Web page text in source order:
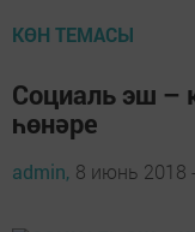
КӨН ТЕМАСЫ
Социаль эш –
һөнәре
admin, 8 июнь 2018